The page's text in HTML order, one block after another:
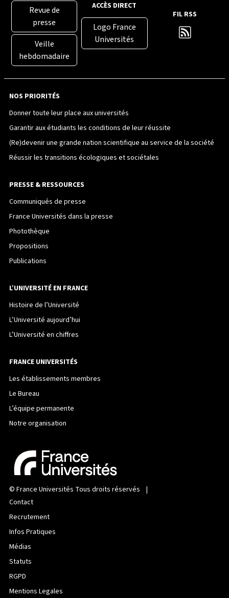
Revue de
presse
Veille
hebdomadaire
ACCÈS DIRECT
Logo France
Universités
FIL RSS
NOS PRIORITÉS
Donner toute leur place aux universités
Garantir aux étudiants les conditions de leur réussite
(Re)devenir une grande nation scientifique au service de la société
Réussir les transitions écologiques et sociétales
PRESSE & RESSOURCES
Communiqués de presse
France Universités dans la presse
Photothèque
Propositions
Publications
L’UNIVERSITÉ EN FRANCE
Histoire de l’Université
L’Université aujourd’hui
L’Université en chiffres
FRANCE UNIVERSITÉS
Les établissements membres
Le Bureau
L’équipe permanente
Notre organisation
© France Universités Tous droits réservés |
Contact
Recrutement
Infos Pratiques
Médias
Statuts
RGPD
Mentions Legales